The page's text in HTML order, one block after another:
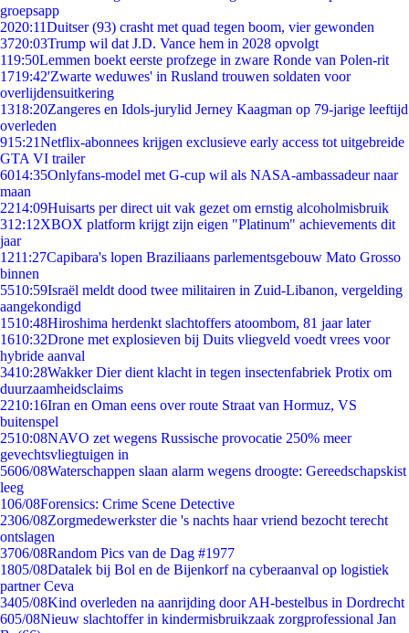
groepsapp
2020:11Duitser (93) crasht met quad tegen boom, vier gewonden
3720:03Trump wil dat J.D. Vance hem in 2028 opvolgt
119:50Lemmen boekt eerste profzege in zware Ronde van Polen-rit
1719:42'Zwarte weduwes' in Rusland trouwen soldaten voor
overlijdensuitkering
1318:20Zangeres en Idols-jurylid Jerney Kaagman op 79-jarige leeftijd
overleden
915:21Netflix-abonnees krijgen exclusieve early access tot uitgebreide
GTA VI trailer
6014:35Onlyfans-model met G-cup wil als NASA-ambassadeur naar
maan
2214:09Huisarts per direct uit vak gezet om ernstig alcoholmisbruik
312:12XBOX platform krijgt zijn eigen "Platinum" achievements dit
jaar
1211:27Capibara's lopen Braziliaans parlementsgebouw Mato Grosso
binnen
5510:59Israël meldt dood twee militairen in Zuid-Libanon, vergelding
aangekondigd
1510:48Hiroshima herdenkt slachtoffers atoombom, 81 jaar later
1610:32Drone met explosieven bij Duits vliegveld voedt vrees voor
hybride aanval
3410:28Wakker Dier dient klacht in tegen insectenfabriek Protix om
duurzaamheidsclaims
2210:16Iran en Oman eens over route Straat van Hormuz, VS
buitenspel
2510:08NAVO zet wegens Russische provocatie 250% meer
gevechtsvliegtuigen in
5606/08Waterschappen slaan alarm wegens droogte: Gereedschapskist
leeg
106/08Forensics: Crime Scene Detective
2306/08Zorgmedewerkster die 's nachts haar vriend bezocht terecht
ontslagen
3706/08Random Pics van de Dag #1977
1805/08Datalek bij Bol en de Bijenkorf na cyberaanval op logistiek
partner Ceva
3405/08Kind overleden na aanrijding door AH-bestelbus in Dordrecht
605/08Nieuw slachtoffer in kindermisbruikzaak zorgprofessional Jan